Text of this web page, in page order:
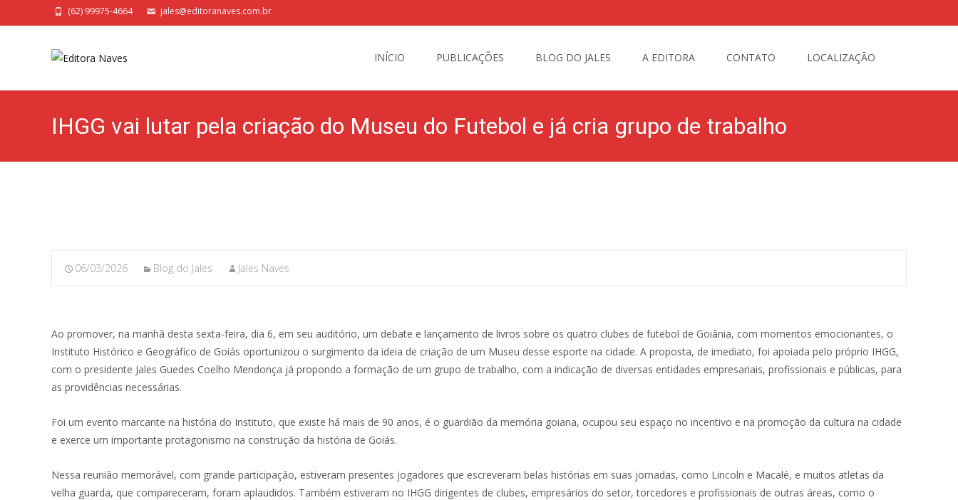
(62) 99975-4664 jales@editoranaves.com.br
INÍCIO PUBLICAÇÕES BLOG DO JALES A EDITORA CONTATO LOCALIZAÇÃO
IHGG vai lutar pela criação do Museu do Futebol e já cria grupo de trabalho
06/03/2026 Blog do Jales Jales Naves
Ao promover, na manhã desta sexta-feira, dia 6, em seu auditório, um debate e lançamento de livros sobre os quatro clubes de futebol de Goiânia, com momentos emocionantes, o
Instituto Histórico e Geográfico de Goiás oportunizou o surgimento da ideia de criação de um Museu desse esporte na cidade. A proposta, de imediato, foi apoiada pelo próprio IHGG,
com o presidente Jales Guedes Coelho Mendonça já propondo a formação de um grupo de trabalho, com a indicação de diversas entidades empresariais, profissionais e públicas, para
as providências necessárias.
Foi um evento marcante na história do Instituto, que existe há mais de 90 anos, é o guardião da memória goiana, ocupou seu espaço no incentivo e na promoção da cultura na cidade
e exerce um importante protagonismo na construção da história de Goiás.
Nessa reunião memorável, com grande participação, estiveram presentes jogadores que escreveram belas histórias em suas jornadas, como Lincoln e Macalé, e muitos atletas da
velha guarda, que compareceram, foram aplaudidos. Também estiveram no IHGG dirigentes de clubes, empresários do setor, torcedores e profissionais de outras áreas, como o